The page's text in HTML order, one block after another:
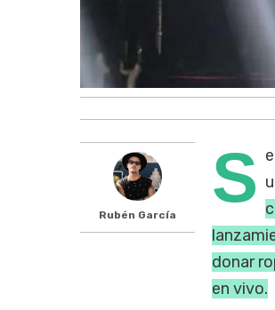
Rubén García S
donar
en vivo.